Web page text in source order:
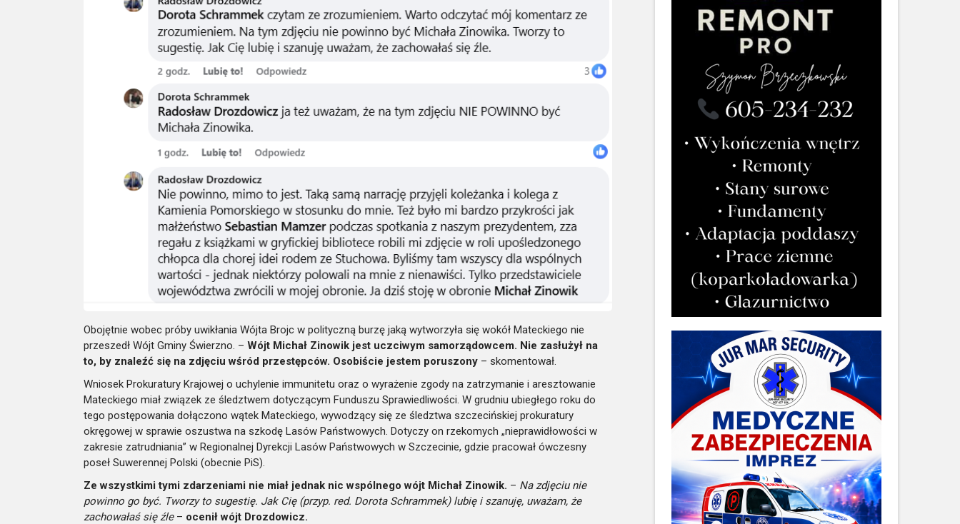
Obojętnie wobec próby uwikłania Wójta Brojc w polityczną burzę jaką wytworzyła się wokół Mateckiego nie
przeszedł Wójt Gminy Świerzno. – Wójt Michał Zinowik jest uczciwym samorządowcem. Nie zasłużył na
to, by znaleźć się na zdjęciu wśród przestępców. Osobiście jestem poruszony – skomentował.
Wniosek Prokuratury Krajowej o uchylenie immunitetu oraz o wyrażenie zgody na zatrzymanie i aresztowanie
Mateckiego miał związek ze śledztwem dotyczącym Funduszu Sprawiedliwości. W grudniu ubiegłego roku do
tego postępowania dołączono wątek Mateckiego, wywodzący się ze śledztwa szczecińskiej prokuratury
okręgowej w sprawie oszustwa na szkodę Lasów Państwowych. Dotyczy on rzekomych „nieprawidłowości w
zakresie zatrudniania” w Regionalnej Dyrekcji Lasów Państwowych w Szczecinie, gdzie pracował ówczesny
poseł Suwerennej Polski (obecnie PiS).
Ze wszystkimi tymi zdarzeniami nie miał jednak nic wspólnego wójt Michał Zinowik. – Na zdjęciu nie
powinno go być. Tworzy to sugestię. Jak Cię (przyp. red. Dorota Schrammek) lubięi szanuję, uważam, że
zachowałaś się źle– ocenił wójt Drozdowicz.